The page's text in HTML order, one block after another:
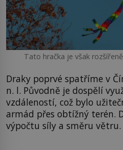
Tato hračka je však
Draky poprvé spatříme v
n. l. Původně je dospělí
vzdáleností, což bylo
armád přes obtížný terén.
výpočtu síly a směru větru.